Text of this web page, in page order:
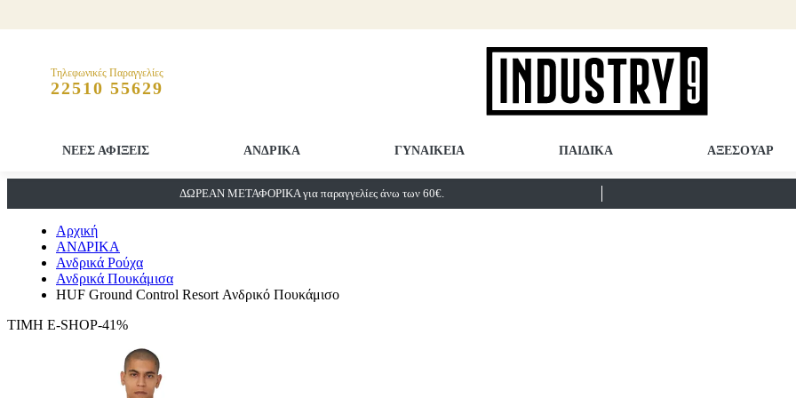
Τηλεφωνικές Παραγγελίες
22510 55629
ΝΕΕΣ ΑΦΙΞΕΙΣ ΑΝΔΡΙΚΑ ΓΥΝΑΙΚΕΙΑ ΠΑΙΔΙΚΑ ΑΞΕΣΟΥΑΡ
ΔΩΡΕΑΝ ΜΕΤΑΦΟΡΙΚΑ για παραγγελίες άνω των 60€.
Αρχική
ΑΝΔΡΙΚΑ
Ανδρικά Ρούχα
Ανδρικά Πουκάμισα
HUF Ground Control Resort Ανδρικό Πουκάμισο
ΤΙΜΗ E-SHOP-41%